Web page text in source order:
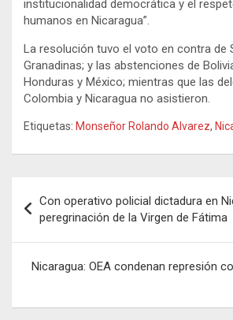
institucionalidad democrática y el
humanos en Nicaragua”.
La resolución tuvo el voto en contra de
Granadinas; y las abstenciones de
Honduras y México; mientras que las
Colombia y Nicaragua no asistieron.
Etiquetas: Monseñor Rolando Alvarez,
de
entradas
Con operativo policial dictadura en
peregrinación de la Virgen de Fátima
Nicaragua: OEA condenan represión